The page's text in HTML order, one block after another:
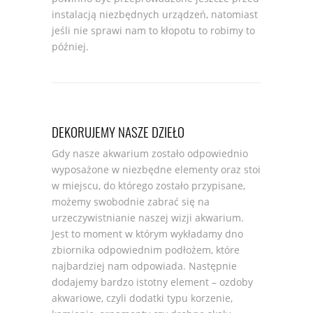
instalacją niezbędnych urządzeń, natomiast
jeśli nie sprawi nam to kłopotu to robimy to
później.
DEKORUJEMY NASZE DZIEŁO
Gdy nasze akwarium zostało odpowiednio
wyposażone w niezbędne elementy oraz stoi
w miejscu, do którego zostało przypisane,
możemy swobodnie zabrać się na
urzeczywistnianie naszej wizji akwarium.
Jest to moment w którym wykładamy dno
zbiornika odpowiednim podłożem, które
najbardziej nam odpowiada. Następnie
dodajemy bardzo istotny element – ozdoby
akwariowe, czyli dodatki typu korzenie,